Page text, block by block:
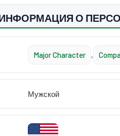
О
Major Character ,
Мужской